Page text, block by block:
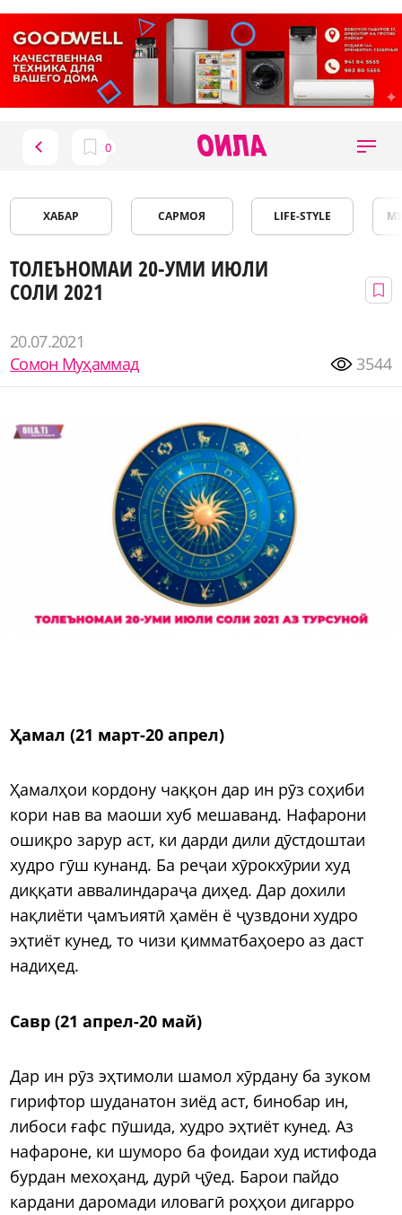
ХАБАР САРМОЯ LIFE-STYLE
ТОЛЕЪНОМАИ 20-УМИ ИЮЛИ
СОЛИ 2021
20.07.2021
Сомон Муҳаммад
3544
Ҳамал (21 март-20 апрел)
Ҳамалҳои кордону чаққон дар ин рӯз соҳиби
кори нав ва маоши хуб мешаванд. Нафарони
ошиқро зарур аст, ки дарди дили дӯстдоштаи
худро гӯш кунанд. Ба реҷаи хӯрокхӯрии худ
диққати аввалиндараҷа диҳед. Дар дохили
нақлиёти ҷамъиятӣ ҳамён ё ҷузвдони худро
эҳтиёт кунед, то чизи қимматбаҳоеро аз даст
надиҳед.
Савр (21 апрел-20 май)
Дар ин рӯз эҳтимоли шамол хӯрдану ба зуком
гирифтор шуданатон зиёд аст, бинобар ин,
либоси ғафс пӯшида, худро эҳтиёт кунед. Аз
нафароне, ки шуморо ба фоидаи худ истифода
бурдан мехоҳанд, дурӣ ҷӯед. Барои пайдо
кардани даромади иловагӣ роҳҳои дигарро